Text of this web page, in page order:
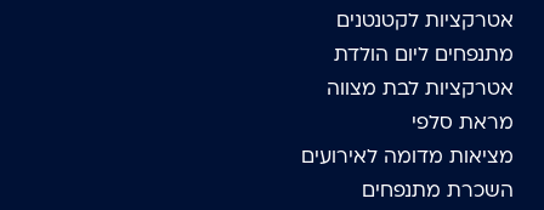
אטרקציות לקטנטנים
מתנפחים ליום הולדת
אטרקציות לבת מצווה
מראת סלפי
מציאות מדומה לאירועים
השכרת מתנפחים